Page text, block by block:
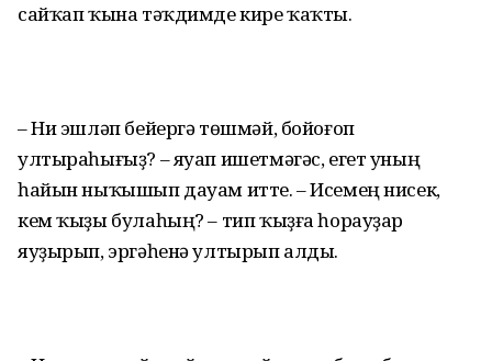
сайҡап ҡына тәҡдимде кире ҡаҡты.
– Ни эшләп бейергә төшмәй, бойоғоп
ултыраһығыҙ? – яуап ишетмәгәс, егет уның
һайын ныҡышып дауам итте. – Исемең нисек,
кем ҡыҙы булаһың? – тип ҡыҙға һорауҙар
яуҙырып, эргәһенә ултырып алды.